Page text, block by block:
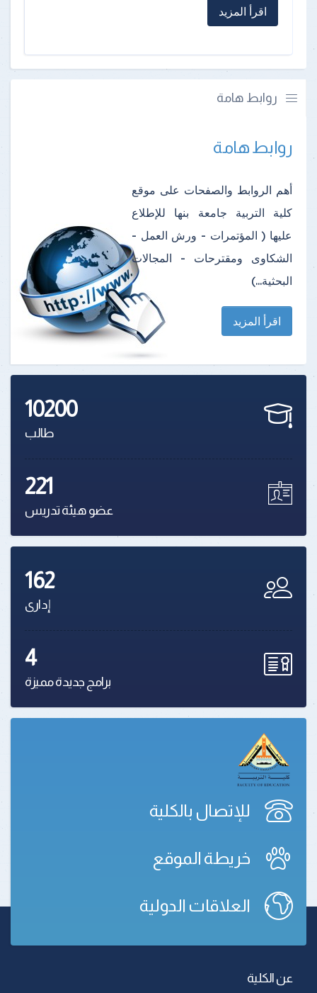
اقرأ المزيد
روابط هامة
روابط هامة
أهم الروابط والصفحات على موقع
كلية التربية جامعة بنها للإطلاع
عليها ( المؤتمرات - ورش العمل -
الشكاوى ومقترحات - المجالات
البحثية...)
اقرأ المزيد
10200
طالب
221
عضو هيئة تدريس
162
إدارى
4
برامج جديدة مميزة
للإتصال بالكلية
خريطة الموقع
العلاقات الدولية
عن الكلية